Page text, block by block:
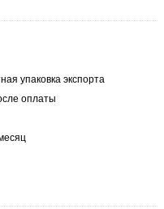
упаковка экспорта
оплаты